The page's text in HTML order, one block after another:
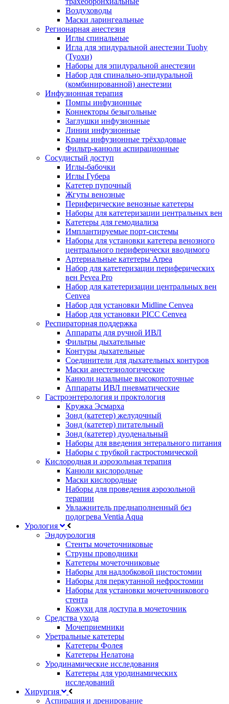
Воздуховоды
Маски ларингеальные
Регионарная анестезия
Иглы спинальные
Игла для эпидуральной анестезии Tuohy
(Туохи)
Наборы для эпидуральной анестезии
Набор для спинально-эпидуральной
(комбинированной) анестезии
Инфузионная терапия
Помпы инфузионные
Коннекторы безыгольные
Заглушки инфузионные
Линии инфузионные
Краны инфузионные трёхходовые
Фильтр-канюли аспирационные
Сосудистый доступ
Иглы-бабочки
Иглы Губера
Катетер пупочный
Жгуты венозные
Периферические венозные катетеры
Наборы для катетеризации центральных вен
Катетеры для гемодиализа
Имплантируемые порт‑системы
Наборы для установки катетера венозного
центрального периферически вводимого
Артериальные катетеры Arpea
Набор для катетеризации периферических
вен Pevea Pro
Набор для катетеризации центральных вен
Cenvea
Набор для установки Midline Cenvea
Набор для установки PICC Cenvea
Респираторная поддержка
Аппараты для ручной ИВЛ
Фильтры дыхательные
Контуры дыхательные
Соединители для дыхательных контуров
Маски анестезиологические
Канюли назальные высокопоточные
Аппараты ИВЛ пневматические
Гастроэнтерология и проктология
Кружка Эсмарха
Зонд (катетер) желудочный
Зонд (катетер) питательный
Зонд (катетер) дуоденальный
Наборы для введения энтерального питания
Наборы с трубкой гастростомической
Кислородная и аэрозольная терапия
Канюли кислородные
Маски кислородные
Наборы для проведения аэрозольной
терапии
Увлажнитель преднаполненный без
подогрева Ventia Aqua
Урология
Эндоурология
Стенты мочеточниковые
Струны проводники
Катетеры мочеточниковые
Наборы для надлобковой цистостомии
Наборы для перкутанной нефростомии
Наборы для установки мочеточникового
стента
Кожухи для доступа в мочеточник
Средства ухода
Мочеприемники
Уретральные катетеры
Катетеры Фолея
Катетеры Нелатона
Уродинамические исследования
Катетеры для уродинамических
исследований
Хирургия
Аспирация и дренирование